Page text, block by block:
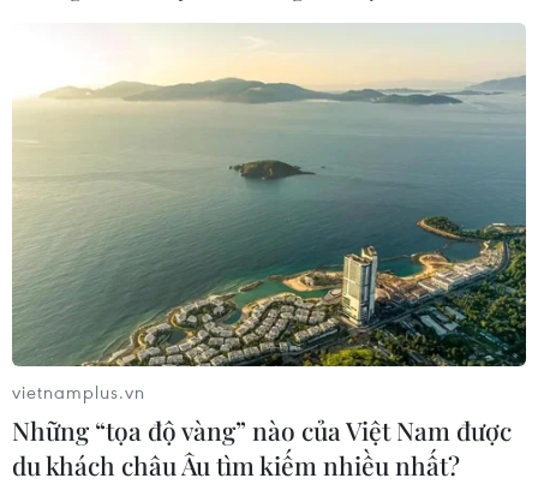
thoái vốn./.
vietnamplus.vn
Những “tọa độ vàng” nào của Việt Nam được
du khách châu Âu tìm kiếm nhiều nhất?